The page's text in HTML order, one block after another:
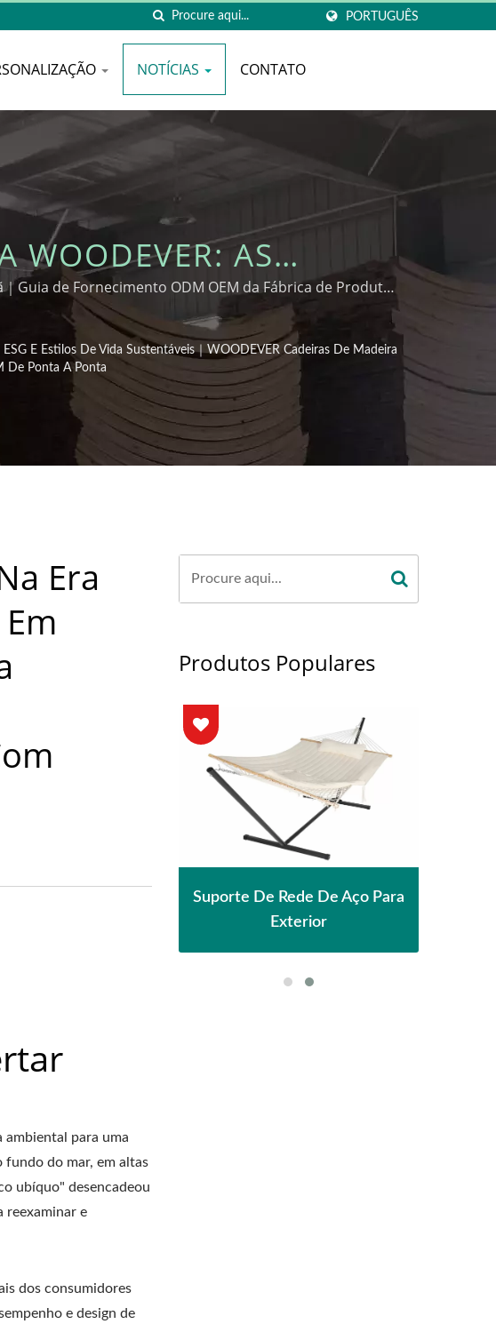
PORTUGUÊS
NOTÍCIAS CONTATO
WOODEVER: AS
NA ERA DOS
EM MATERIAIS
SUSTENTÁVEIS｜
CERTIFICADAS
DE PONTA A PONTA
Guia de Fornecimento ODM OEM da Fábrica de Produtos
E Estilos De Vida Sustentáveis｜WOODEVER Cadeiras De Madeira
De Ponta A Ponta
Era
para uma
do mar, em altas
ubíquo" desencadeou
reexaminar e
dos consumidores
e design de
Produtos Populares
Suporte De Rede De Aço Para
Exterior